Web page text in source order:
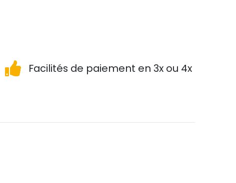
Facilités de paiement en 3x ou 4x